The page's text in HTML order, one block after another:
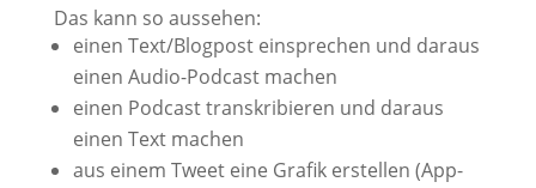
Das kann so aussehen:
einen Text/Blogpost einsprechen und daraus
einen Audio-Podcast machen
einen Podcast transkribieren und daraus
einen Text machen
aus einem Tweet eine Grafik erstellen (App-